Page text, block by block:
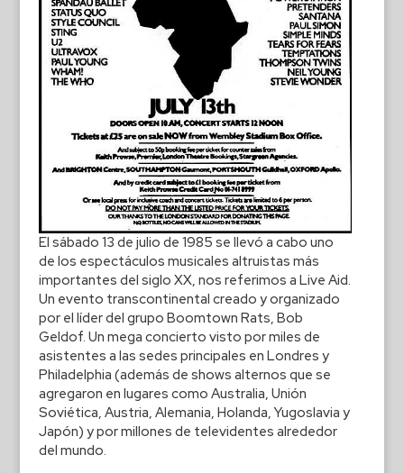
El sábado 13 de julio de 1985 se llevó a cabo uno
de los espectáculos musicales altruistas más
importantes del siglo XX, nos referimos a Live Aid.
Un evento transcontinental creado y organizado
por el líder del grupo Boomtown Rats, Bob
Geldof. Un mega concierto visto por miles de
asistentes a las sedes principales en Londres y
Philadelphia (además de shows alternos que se
agregaron en lugares como Australia, Unión
Soviética, Austria, Alemania, Holanda, Yugoslavia y
Japón) y por millones de televidentes alrededor
del mundo.